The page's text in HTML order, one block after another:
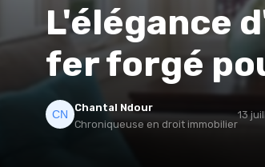
L'élégance
fer forgé
Chantal Ndour
Chroniqueuse en droit immobilier
13